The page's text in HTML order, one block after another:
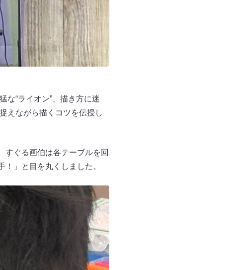
な“ライオン”、描き方に迷
えながら描くコツを伝授し
すぐる画伯は各テーブルを回
」と目を丸くしました。